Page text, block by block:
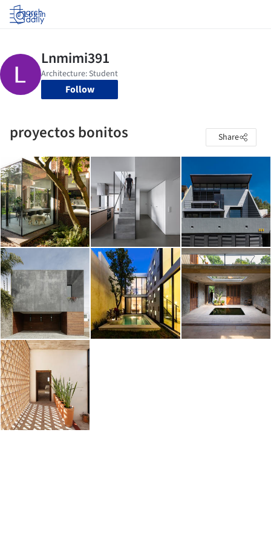
Log in
Follow
proyectos bonitos Share